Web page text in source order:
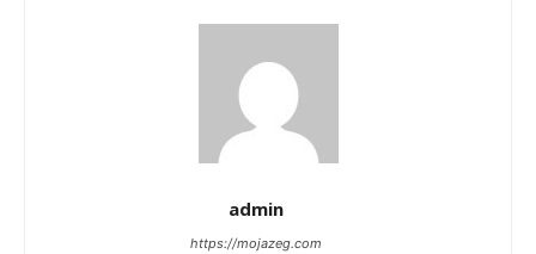
admin
https://mojazeg.com